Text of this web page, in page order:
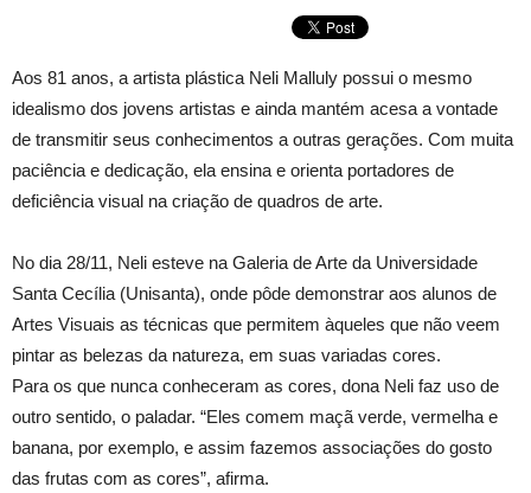
Aos 81 anos, a artista plástica Neli Malluly possui o mesmo
idealismo dos jovens artistas e ainda mantém acesa a vontade
de transmitir seus conhecimentos a outras gerações. Com muita
paciência e dedicação, ela ensina e orienta portadores de
deficiência visual na criação de quadros de arte.
No dia 28/11, Neli esteve na Galeria de Arte da Universidade
Santa Cecília (Unisanta), onde pôde demonstrar aos alunos de
Artes Visuais as técnicas que permitem àqueles que não veem
pintar as belezas da natureza, em suas variadas cores.
Para os que nunca conheceram as cores, dona Neli faz uso de
outro sentido, o paladar. “Eles comem maçã verde, vermelha e
banana, por exemplo, e assim fazemos associações do gosto
das frutas com as cores”, afirma.